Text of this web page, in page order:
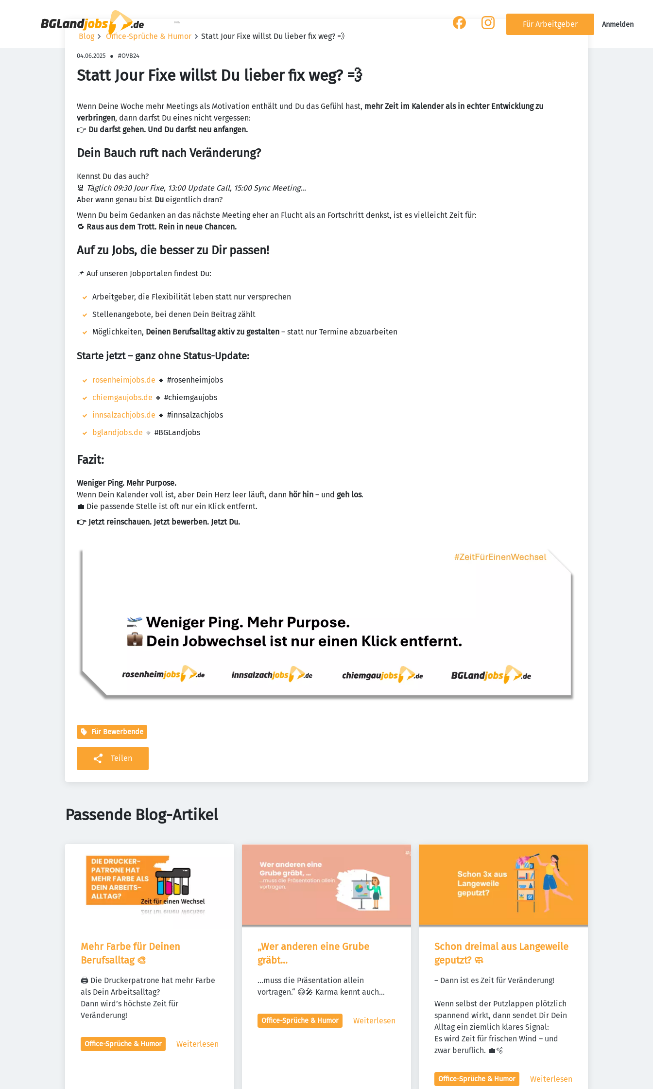
Für Arbeitgeber Anmelden
Blog Office-Sprüche & Humor Statt Jour Fixe willst Du lieber fix weg? 💨
04.06.2025 ● #OVB24
Statt Jour Fixe willst Du lieber fix weg? 💨
Wenn Deine Woche mehr Meetings als Motivation enthält und Du das Gefühl hast, mehr Zeit im Kalender als in echter Entwicklung zu
verbringen, dann darfst Du eines nicht vergessen:
👉 Du darfst gehen. Und Du darfst neu anfangen.
Dein Bauch ruft nach Veränderung?
Kennst Du das auch?
📆 Täglich 09:30 Jour Fixe, 13:00 Update Call, 15:00 Sync Meeting…
Aber wann genau bist Du eigentlich dran?
Wenn Du beim Gedanken an das nächste Meeting eher an Flucht als an Fortschritt denkst, ist es vielleicht Zeit für:
🔁 Raus aus dem Trott. Rein in neue Chancen.
Auf zu Jobs, die besser zu Dir passen!
📌 Auf unseren Jobportalen findest Du:
Arbeitgeber, die Flexibilität leben statt nur versprechen
Stellenangebote, bei denen Dein Beitrag zählt
Möglichkeiten, Deinen Berufsalltag aktiv zu gestalten – statt nur Termine abzuarbeiten
Starte jetzt – ganz ohne Status-Update:
rosenheimjobs.de 🔸 #rosenheimjobs
chiemgaujobs.de 🔸 #chiemgaujobs
innsalzachjobs.de 🔸 #innsalzachjobs
bglandjobs.de 🔸 #BGLandjobs
Fazit:
Weniger Ping. Mehr Purpose.
Wenn Dein Kalender voll ist, aber Dein Herz leer läuft, dann hör hin – und geh los.
💼 Die passende Stelle ist oft nur ein Klick entfernt.
👉 Jetzt reinschauen. Jetzt bewerben. Jetzt Du.
Für Bewerbende
Teilen
Passende Blog-Artikel
Mehr Farbe für Deinen
Berufsalltag 🎨
🖨️ Die Druckerpatrone hat mehr Farbe
als Dein Arbeitsalltag?
Dann wird’s höchste Zeit für
Veränderung!
Office-Sprüche & Humor Weiterlesen
„Wer anderen eine Grube
gräbt…
...muss die Präsentation allein
vortragen.“ 😅🎤 Karma kennt auch...
Office-Sprüche & Humor Weiterlesen
Schon dreimal aus Langeweile
geputzt? 🧼
– Dann ist es Zeit für Veränderung!
Wenn selbst der Putzlappen plötzlich
spannend wirkt, dann sendet Dir Dein
Alltag ein ziemlich klares Signal:
Es wird Zeit für frischen Wind – und
zwar beruflich. 💼🫧
Office-Sprüche & Humor Weiterlesen